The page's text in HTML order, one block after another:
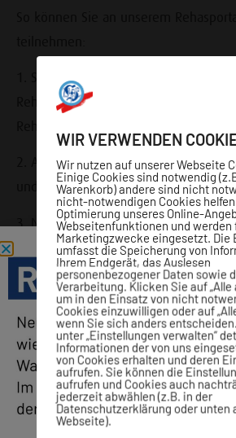
1. Sie bekommen von Ihrem Arzt oder
Rehabilitationseinrichtung eine
2. Anschließend nehmen Sie Kontakt
und erkundigen sich über die
3. Nach der Kontaktaufnahme über
einer Zusage für einen Platz, lassen
Verordnung von Ihrer Krankenkasse
4. Im letzten Schritt bringen Sie Ihre
Verordnung bitte spätestens zu
Haben Sie weitere Fragen zur
Sie gerne Kontakt mit uns auf!
WIR VERWENDEN
Wir nutzen auf unserer Webseite
Einige Cookies sind notwendig
Warenkorb) andere sind nicht
nicht-notwendigen Cookies
Optimierung unseres Online-
Webseitenfunktionen und werden
Marketingzwecke eingesetzt. Die
umfasst die Speicherung von
Ihrem Endgerät, das Auslesen
personenbezogener Daten sowie
Verarbeitung. Klicken Sie auf „Alle
um in den Einsatz von nicht
Cookies einzuwilligen oder auf
wenn Sie sich anders
unter „Einstellungen verwalten“
Informationen der von uns
von Cookies erhalten und deren
aufrufen. Sie können die
aufrufen und Cookies auch
jederzeit abwählen (z.B. in der
Datenschutzerklärung oder unten
Webseite).